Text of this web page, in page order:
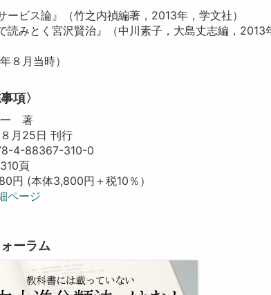
ービス論』（竹之内禎編著，2013年，学文社）
読みとく宮沢賢治』（中川素子，大島丈志編，2013
８月当時）
項〉
一 著
月25日 刊行
4-88367-310-0
頁
円 (本体3,800円＋税10％）
ページ
ーラム